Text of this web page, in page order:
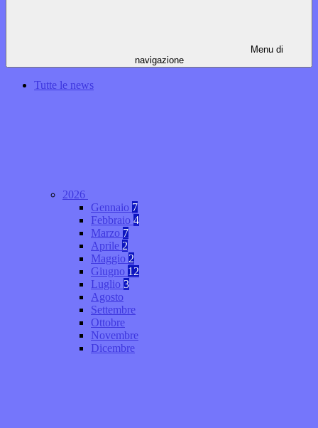
Menu di
navigazione
Tutte le news
2026
Gennaio 7
Febbraio 4
Marzo 7
Aprile 2
Maggio 2
Giugno 12
Luglio 3
Agosto
Settembre
Ottobre
Novembre
Dicembre